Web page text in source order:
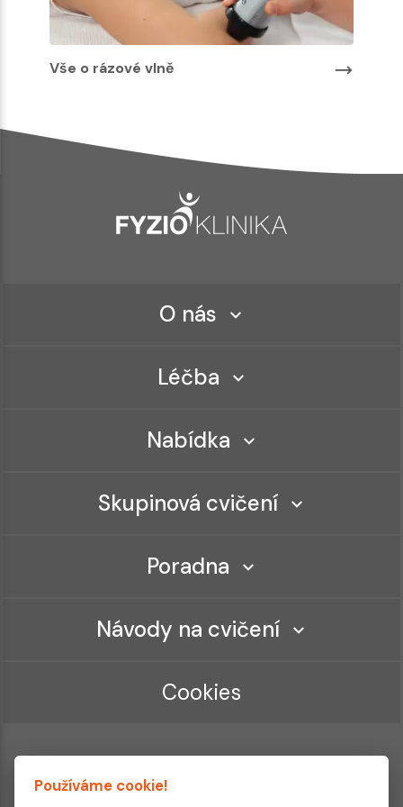
Vše o rázové vlně
O nás
Léčba
Nabídka
Skupinová cvičení
Poradna
Návody na cvičení
Cookies
Používáme cookie!